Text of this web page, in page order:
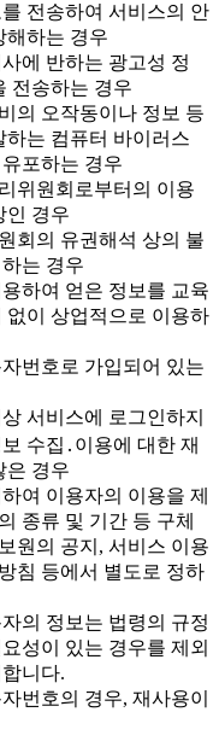
전송하여 서비스의 안
해하는 경우
에 반하는 광고성 정
전송하는 경우
의 오작동이나 정보 등
하는 컴퓨터 바이러스
포하는 경우
위원회로부터의 이용
인 경우
회의 유권해석 상의 불
는 경우
하여 얻은 정보를 교육
없이 상업적으로 이용하
번호로 가입되어 있는
서비스에 로그인하지
수집․이용에 대한 재
은 경우
여 이용자의 이용을 제
종류 및 기간 등 구체
원의 공지, 서비스 이용
침 등에서 별도로 정하
의 정보는 법령의 규정
성이 있는 경우를 제외
니다.
번호의 경우, 재사용이